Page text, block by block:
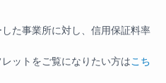
た事業所に対し、信用保証料率
ットをご覧になりたい方はこち